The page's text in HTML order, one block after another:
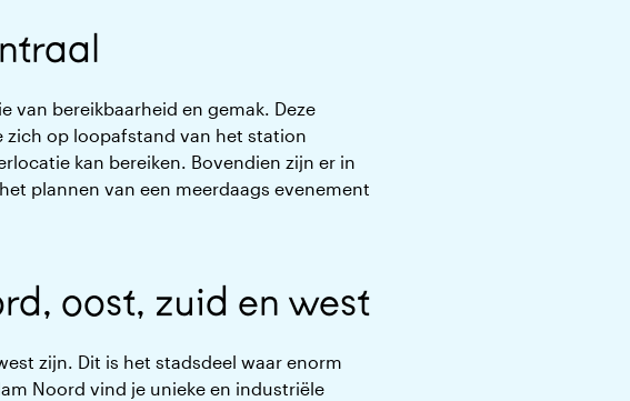
van bereikbaarheid en gemak. Deze
zich op loopafstand van het station
kan bereiken. Bovendien zijn er in
plannen van een meerdaags evenement
oost, zuid en west
zijn. Dit is het stadsdeel waar enorm
Noord vind je unieke en industriële